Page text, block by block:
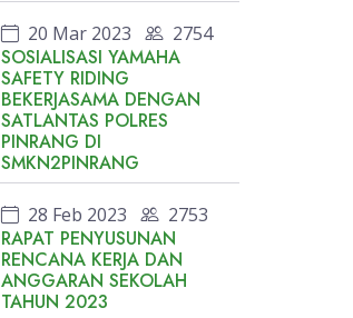
20 Mar 2023 2754
SOSIALISASI YAMAHA
SAFETY RIDING
BEKERJASAMA DENGAN
SATLANTAS POLRES
PINRANG DI
SMKN2PINRANG
28 Feb 2023 2753
RAPAT PENYUSUNAN
RENCANA KERJA DAN
ANGGARAN SEKOLAH
TAHUN 2023